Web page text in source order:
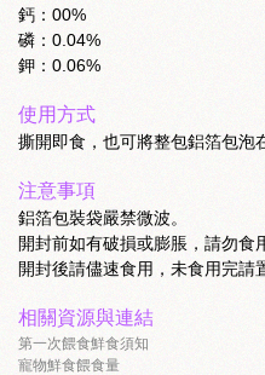
鈣：00%
磷：0.04%
鉀：0.06%
使用方式
撕開即食，也可將整包鋁箔包泡
注意事項
鋁箔包裝袋嚴禁微波。
開封前如有破損或膨脹，請勿食
開封後請儘速食用，未食用完請
相關資源與連結
第一次餵食鮮食須知
寵物鮮食餵食量